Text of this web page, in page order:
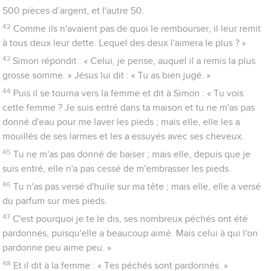
500 pièces d’argent, et l'autre 50.
42 Comme ils n'avaient pas de quoi le rembourser, il leur remit
à tous deux leur dette. Lequel des deux l'aimera le plus ? »
43 Simon répondit : « Celui, je pense, auquel il a remis la plus
grosse somme. » Jésus lui dit : « Tu as bien jugé. »
44 Puis il se tourna vers la femme et dit à Simon : « Tu vois
cette femme ? Je suis entré dans ta maison et tu ne m'as pas
donné d'eau pour me laver les pieds ; mais elle, elle les a
mouillés de ses larmes et les a essuyés avec ses cheveux.
45 Tu ne m'as pas donné de baiser ; mais elle, depuis que je
suis entré, elle n'a pas cessé de m'embrasser les pieds.
46 Tu n'as pas versé d'huile sur ma tête ; mais elle, elle a versé
du parfum sur mes pieds.
47 C'est pourquoi je te le dis, ses nombreux péchés ont été
pardonnés, puisqu'elle a beaucoup aimé. Mais celui à qui l'on
pardonne peu aime peu. »
48 Et il dit à la femme : « Tes péchés sont pardonnés. »